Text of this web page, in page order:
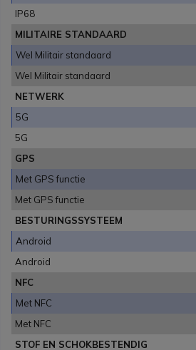
IP68
MILITAIRE STANDAARD
Wel Militair standaard
Wel Militair standaard
NETWERK
5G
5G
GPS
Met GPS functie
Met GPS functie
BESTURINGSSYSTEEM
Android
Android
NFC
Met NFC
Met NFC
STOF EN SCHOKBESTENDIG